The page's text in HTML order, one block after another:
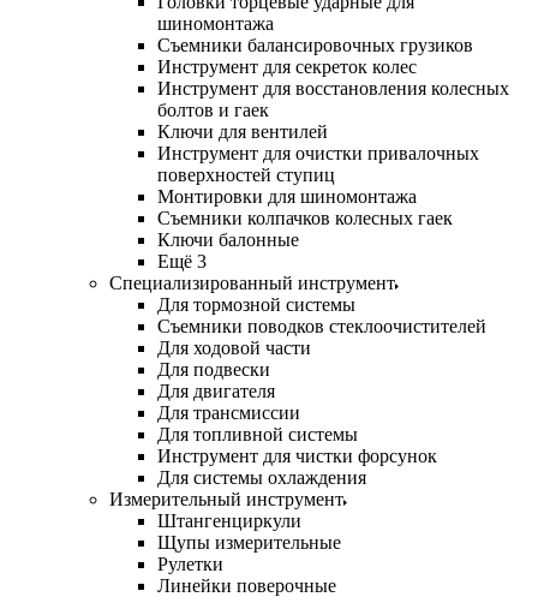
шиномонтажа
Съемники балансировочных грузиков
Инструмент для секреток колес
Инструмент для восстановления колесных
болтов и гаек
Ключи для вентилей
Инструмент для очистки привалочных
поверхностей ступиц
Монтировки для шиномонтажа
Съемники колпачков колесных гаек
Ключи балонные
Ещё 3
Специализированный инструмент
Для тормозной системы
Съемники поводков стеклоочистителей
Для ходовой части
Для подвески
Для двигателя
Для трансмиссии
Для топливной системы
Инструмент для чистки форсунок
Для системы охлаждения
Измерительный инструмент
Штангенциркули
Щупы измерительные
Рулетки
Линейки поверочные